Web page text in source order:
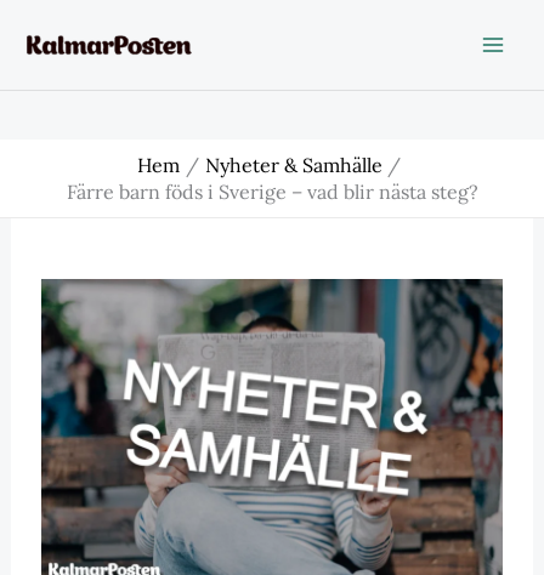
Hem
Nyheter & Samhälle
Färre barn föds i Sverige – vad blir nästa steg?